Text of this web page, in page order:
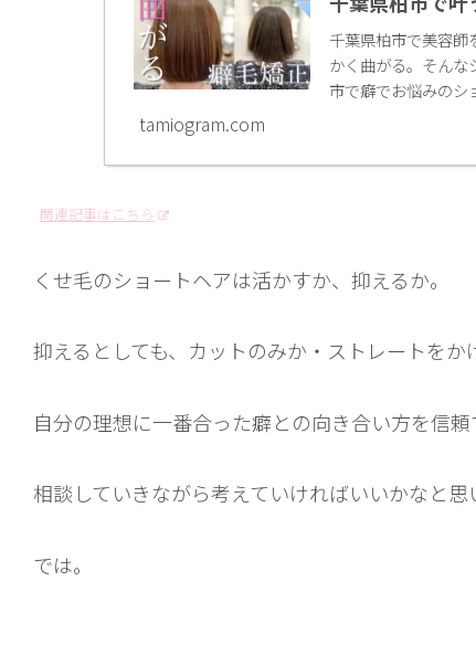
千葉県柏市で美容師
かく曲がる。そんな
市で癖でお悩みのシ
tamiogram.com
関連記事はこちら
くせ毛のショートヘアは活かすか、抑えるか。
抑えるとしても、カットのみか・ストレートをか
自分の理想に一番合った癖との向き合い方を信
相談していきながら考えていければいいかなと思
では。